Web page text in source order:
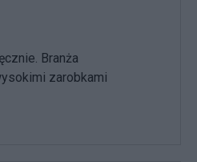
Branża
zarobkami